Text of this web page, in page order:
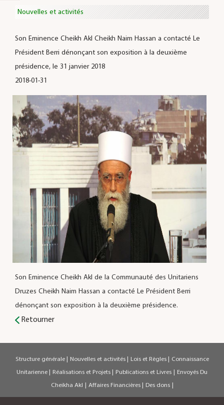
Nouvelles et activités
Son Eminence Cheikh Akl Cheikh Naim Hassan a contacté Le
Président Berri dénonçant son exposition à la deuxième
présidence, le 31 janvier 2018
2018-01-31
Son Eminence Cheikh Akl de la Communauté des Unitariens
Druzes Cheikh Naim Hassan a contacté Le Président Berri
dénonçant son exposition à la deuxième présidence.
Retourner
Structure générale | Nouvelles et activités | Lois et Règles | Connaissance
Unitarienne | Réalisations et Projets | Publications et Livres | Envoyés Du
Cheikha Akl | Affaires Financières | Des dons |